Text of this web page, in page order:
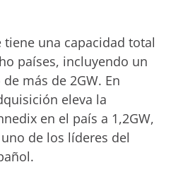
una capacidad total
países, incluyendo un
más de 2GW. En
eleva la
en el país a 1,2GW,
de los líderes del